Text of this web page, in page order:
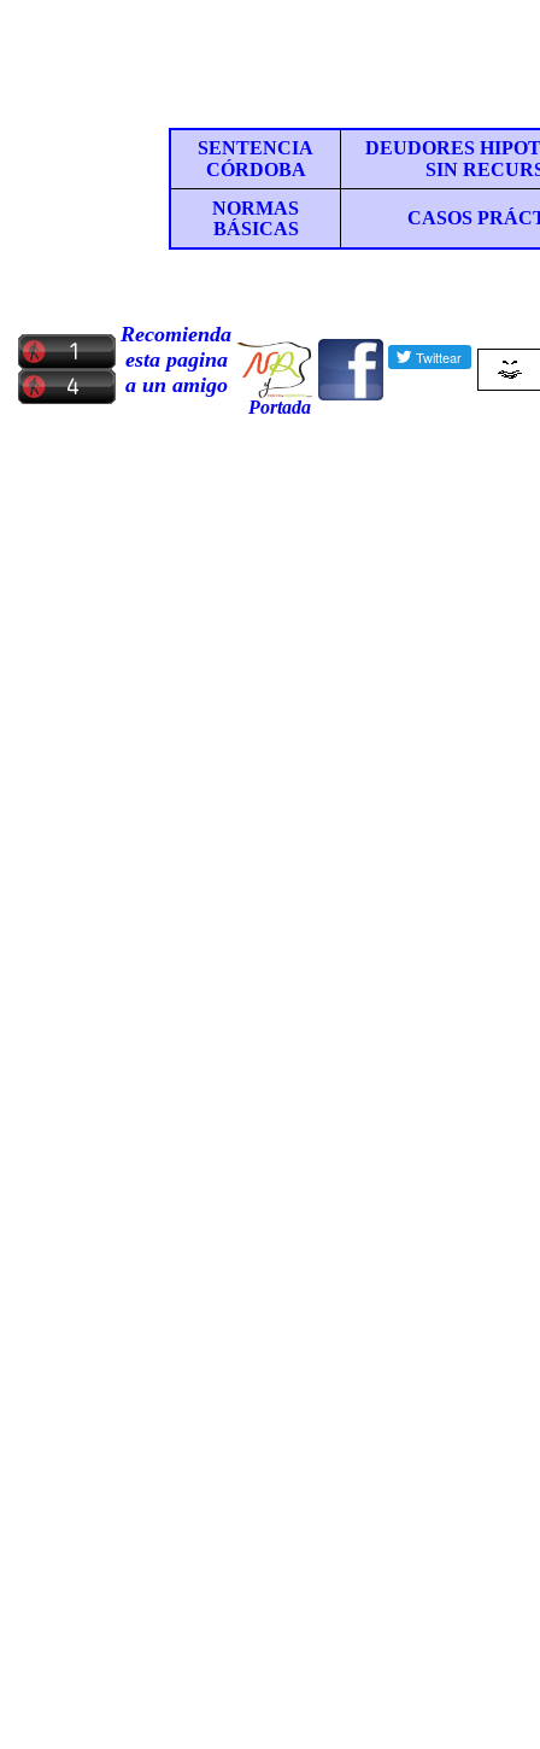
SENTENCIA
CÓRDOBA
DEUDORES
SIN
NORMAS
BÁSICAS
CASOS
Recomienda
esta pagina
a un amigo
Portada